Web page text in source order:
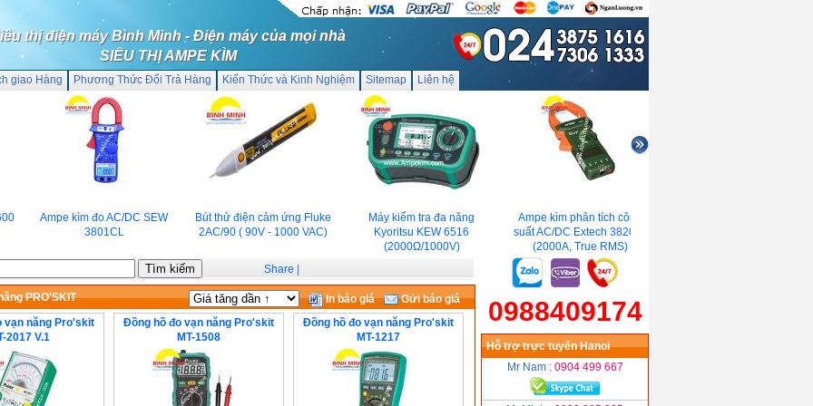
thị điện máy Bình Minh - Điện máy của mọi nhà
SIÊU THỊ AMPE KÌM
giao Hàng Phương Thức Đổi Trả Hàng Kiến Thức và Kinh Nghiệm Sitemap Liên hệ
Ampe kìm đo AC/DC SEW
3801CL
Bút thử điện cảm ứng Fluke
2AC/90 ( 90V - 1000 VAC)
Máy kiểm tra đa năng
Kyoritsu KEW 6516
(2000Ω/1000V)
Ampe kìm phân tích công
suất AC/DC Extech 382075
(2000A, True RMS)
Share
PRO'SKIT In báo giá
Gửi báo giá
vạn năng Pro'skit
2017 V.1
Đồng hồ đo vạn năng Pro'skit
MT-1508
Đồng hồ đo vạn năng Pro'skit
MT-1217
0988409174
Hỗ trợ trực tuyến Hanoi
Mr Nam : 0904 499 667